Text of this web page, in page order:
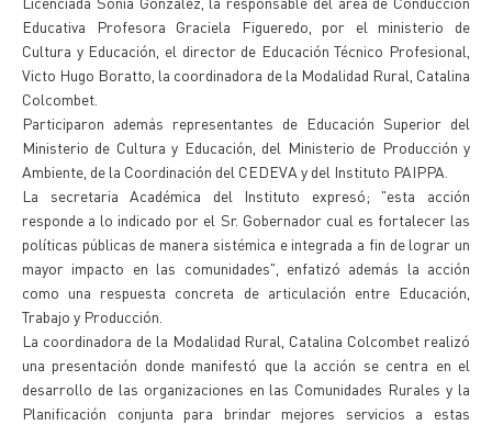
Educativa Profesora Graciela Figueredo, por el ministerio de
Cultura y Educación, el director de Educación Técnico Profesional,
Victo Hugo Boratto, la coordinadora de la Modalidad Rural, Catalina
Colcombet.
Participaron además representantes de Educación Superior del
Ministerio de Cultura y Educación, del Ministerio de Producción y
Ambiente, de la Coordinación del CEDEVA y del Instituto PAIPPA.
La secretaria Académica del Instituto expresó; "esta acción
responde a lo indicado por el Sr. Gobernador cual es fortalecer las
políticas públicas de manera sistémica e integrada a fin de lograr un
mayor impacto en las comunidades", enfatizó además la acción
como una respuesta concreta de articulación entre Educación,
Trabajo y Producción.
La coordinadora de la Modalidad Rural, Catalina Colcombet realizó
una presentación donde manifestó que la acción se centra en el
desarrollo de las organizaciones en las Comunidades Rurales y la
Planificación conjunta para brindar mejores servicios a estas